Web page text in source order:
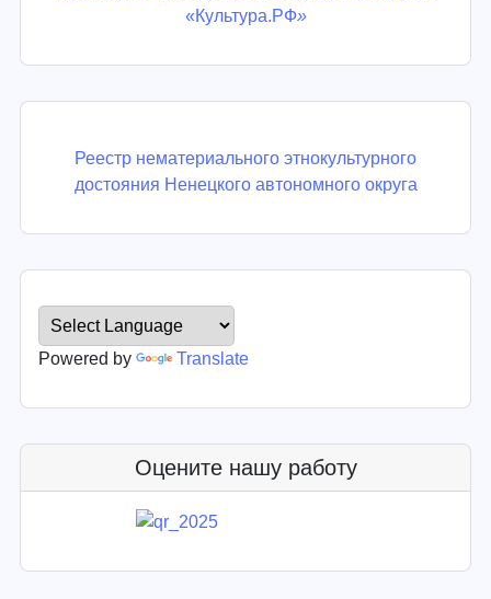
«Культура.РФ»
Реестр нематериального этнокультурного
достояния Ненецкого автономного округа
Powered by Translate
Оцените нашу работу